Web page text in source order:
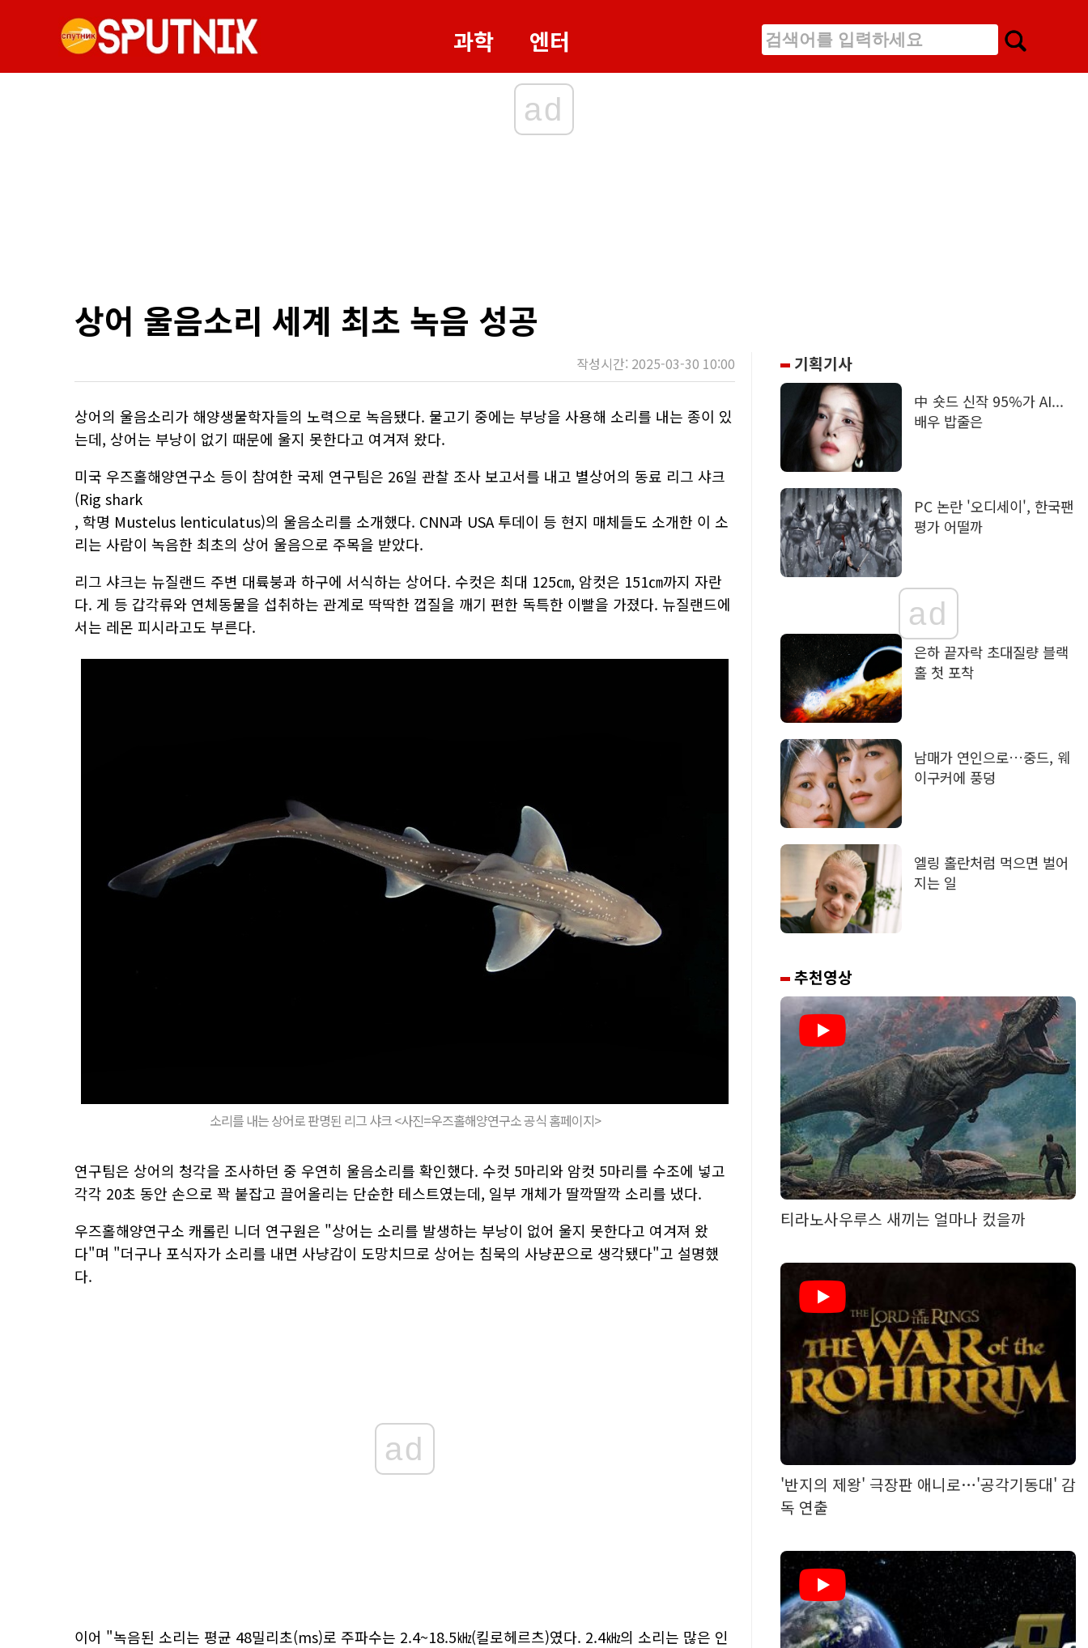
과학 엔터
ad
상어 울음소리 세계 최초 녹음 성공
작성시간: 2025-03-30 10:00
상어의 울음소리가 해양생물학자들의 노력으로 녹음됐다. 물고기 중에는 부낭을 사용해 소리를 내는 종이 있
는데, 상어는 부낭이 없기 때문에 울지 못한다고 여겨져 왔다.
미국 우즈홀해양연구소 등이 참여한 국제 연구팀은 26일 관찰 조사 보고서를 내고 별상어의 동료 리그 샤크
(Rig shark
, 학명 Mustelus lenticulatus)의 울음소리를 소개했다. CNN과 USA 투데이 등 현지 매체들도 소개한 이 소
리는 사람이 녹음한 최초의 상어 울음으로 주목을 받았다.
리그 샤크는 뉴질랜드 주변 대륙붕과 하구에 서식하는 상어다. 수컷은 최대 125㎝, 암컷은 151㎝까지 자란
다. 게 등 갑각류와 연체동물을 섭취하는 관계로 딱딱한 껍질을 깨기 편한 독특한 이빨을 가졌다. 뉴질랜드에
서는 레몬 피시라고도 부른다.
소리를 내는 상어로 판명된 리그 샤크 <사진=우즈홀해양연구소 공식 홈페이지>
연구팀은 상어의 청각을 조사하던 중 우연히 울음소리를 확인했다. 수컷 5마리와 암컷 5마리를 수조에 넣고
각각 20초 동안 손으로 꽉 붙잡고 끌어올리는 단순한 테스트였는데, 일부 개체가 딸깍딸깍 소리를 냈다.
우즈홀해양연구소 캐롤린 니더 연구원은 "상어는 소리를 발생하는 부낭이 없어 울지 못한다고 여겨져 왔
다"며 "더구나 포식자가 소리를 내면 사냥감이 도망치므로 상어는 침묵의 사냥꾼으로 생각됐다"고 설명했
다.
ad
이어 "녹음된 소리는 평균 48밀리초(ms)로 주파수는 2.4~18.5㎑(킬로헤르츠)였다. 2.4㎑의 소리는 많은 인
기획기사
中 숏드 신작 95%가 AI...
배우 밥줄은
PC 논란 '오디세이', 한국팬
평가 어떨까
ad
은하 끝자락 초대질량 블랙
홀 첫 포착
남매가 연인으로…중드, 웨
이구커에 풍덩
엘링 홀란처럼 먹으면 벌어
지는 일
추천영상
티라노사우루스 새끼는 얼마나 컸을까
'반지의 제왕' 극장판 애니로…'공각기동대' 감
독 연출